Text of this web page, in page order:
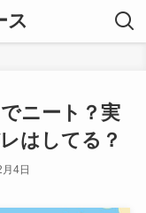
ス
ニート？実
はしてる？
4日